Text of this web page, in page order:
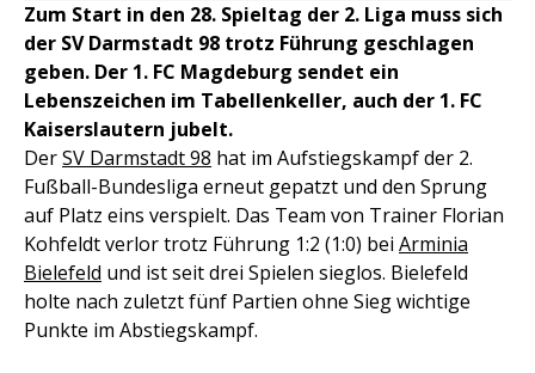
Zum Start in den 28. Spieltag der 2. Liga muss sich
der SV Darmstadt 98 trotz Führung geschlagen
geben. Der 1. FC Magdeburg sendet ein
Lebenszeichen im Tabellenkeller, auch der 1. FC
Kaiserslautern jubelt.
DerSV Darmstadt 98 hat im Aufstiegskampf der 2.
Fußball-Bundesliga erneut gepatzt und den Sprung
auf Platz eins verspielt. Das Team von Trainer Florian
Kohfeldt verlor trotz Führung 1:2 (1:0) bei Arminia
Bielefeld und ist seit drei Spielen sieglos. Bielefeld
holte nach zuletzt fünf Partien ohne Sieg wichtige
Punkte im Abstiegskampf.